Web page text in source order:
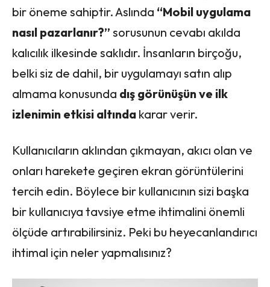
bir öneme sahiptir. Aslında “Mobil uygulama
nasıl pazarlanır?” sorusunun cevabı akılda
kalıcılık ilkesinde saklıdır. İnsanların birçoğu,
belki siz de dahil, bir uygulamayı satın alıp
almama konusunda dış görünüşün ve ilk
izlenimin etkisi altında karar verir.
Kullanıcıların aklından çıkmayan, akıcı olan ve
onları harekete geçiren ekran görüntülerini
tercih edin. Böylece bir kullanıcının sizi başka
bir kullanıcıya tavsiye etme ihtimalini önemli
ölçüde artırabilirsiniz. Peki bu heyecanlandırıcı
ihtimal için neler yapmalısınız?